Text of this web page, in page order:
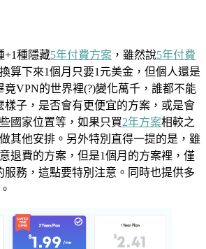
+1種隱藏5年付費方案 ，雖然說5年付費
算下來1個月只要1元美金，但個人還是
竟VPN的世界裡(?)變化萬千，誰都不能
樣子，是否會有更便宜的方案，或是會
國家位置等，如果只買2年方案相較之
其他安排。另外特別直得一提的是，雖
退費的方案，但是1個月的方案裡，僅
服務，這點要特別注意。同時也提供多